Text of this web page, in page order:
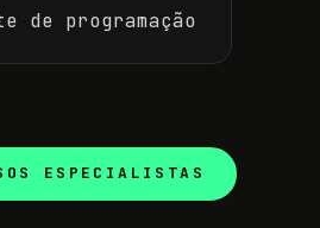
de programação
ESPECIALISTAS